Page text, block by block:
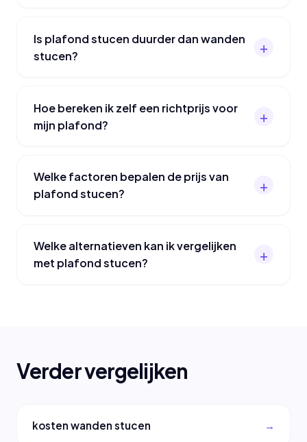
Is plafond stucen duurder dan wanden
stucen?
Hoe bereken ik zelf een richtprijs voor
mijn plafond?
Welke factoren bepalen de prijs van
plafond stucen?
Welke alternatieven kan ik vergelijken
met plafond stucen?
Verder vergelijken
kosten wanden stucen